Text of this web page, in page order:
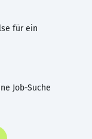
für ein
Job-Suche